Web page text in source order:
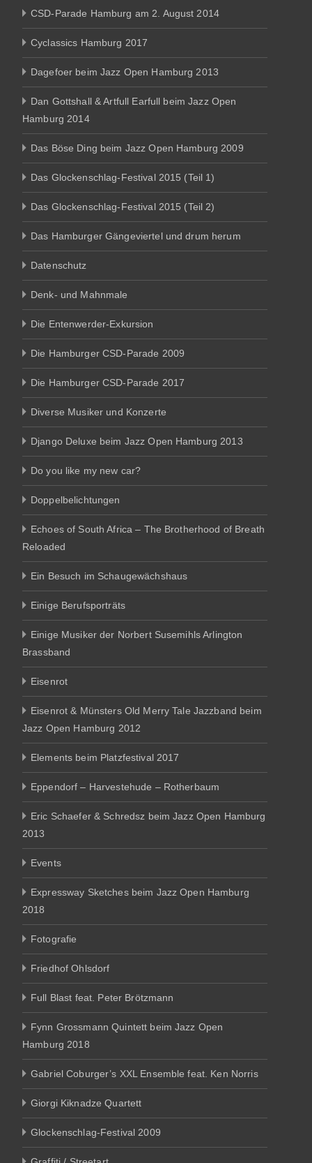
CSD-Parade Hamburg am 2. August 2014
Cyclassics Hamburg 2017
Dagefoer beim Jazz Open Hamburg 2013
Dan Gottshall & Artfull Earfull beim Jazz Open
Hamburg 2014
Das Böse Ding beim Jazz Open Hamburg 2009
Das Glockenschlag-Festival 2015 (Teil 1)
Das Glockenschlag-Festival 2015 (Teil 2)
Das Hamburger Gängeviertel und drum herum
Datenschutz
Denk- und Mahnmale
Die Entenwerder-Exkursion
Die Hamburger CSD-Parade 2009
Die Hamburger CSD-Parade 2017
Diverse Musiker und Konzerte
Django Deluxe beim Jazz Open Hamburg 2013
Do you like my new car?
Doppelbelichtungen
Echoes of South Africa – The Brotherhood of Breath
Reloaded
Ein Besuch im Schaugewächshaus
Einige Berufsporträts
Einige Musiker der Norbert Susemihls Arlington
Brassband
Eisenrot
Eisenrot & Münsters Old Merry Tale Jazzband beim
Jazz Open Hamburg 2012
Elements beim Platzfestival 2017
Eppendorf – Harvestehude – Rotherbaum
Eric Schaefer & Schredsz beim Jazz Open Hamburg
2013
Events
Expressway Sketches beim Jazz Open Hamburg
2018
Fotografie
Friedhof Ohlsdorf
Full Blast feat. Peter Brötzmann
Fynn Grossmann Quintett beim Jazz Open
Hamburg 2018
Gabriel Coburger’s XXL Ensemble feat. Ken Norris
Giorgi Kiknadze Quartett
Glockenschlag-Festival 2009